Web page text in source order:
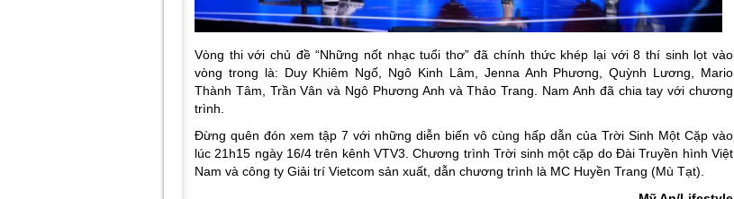
Vòng thi với chủ đề “Những nốt nhạc tuổi thơ” đã chính thức khép lại với 8 thí sinh lọt vào
vòng trong là: Duy Khiêm Ngố, Ngô Kinh Lâm, Jenna Anh Phương, Quỳnh Lương, Mario
Thành Tâm, Trần Vân và Ngô Phương Anh và Thảo Trang. Nam Anh đã chia tay với chương
trình.
Đừng quên đón xem tập 7 với những diễn biến vô cùng hấp dẫn của Trời Sinh Một Cặp vào
lúc 21h15 ngày 16/4 trên kênh VTV3. Chương trình Trời sinh một cặp do Đài Truyền hình Việt
Nam và công ty Giải trí Vietcom sản xuất, dẫn chương trình là MC Huyền Trang (Mù Tạt).